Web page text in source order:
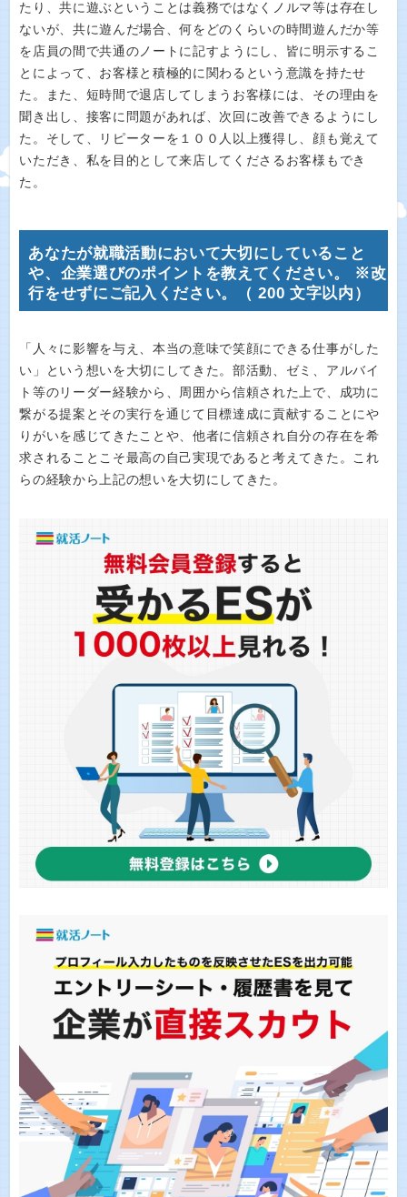
たり、共に遊ぶということは義務ではなくノルマ等は存在し
ないが、共に遊んだ場合、何をどのくらいの時間遊んだか等
を店員の間で共通のノートに記すようにし、皆に明示するこ
とによって、お客様と積極的に関わるという意識を持たせ
た。また、短時間で退店してしまうお客様には、その理由を
聞き出し、接客に問題があれば、次回に改善できるようにし
た。そして、リピーターを１００人以上獲得し、顔も覚えて
いただき、私を目的として来店してくださるお客様もでき
た。
あなたが就職活動において大切にしていること
や、企業選びのポイントを教えてください。 ※改
行をせずにご記入ください。（ 200 文字以内）
「人々に影響を与え、本当の意味で笑顔にできる仕事がした
い」という想いを大切にしてきた。部活動、ゼミ、アルバイ
ト等のリーダー経験から、周囲から信頼された上で、成功に
繋がる提案とその実行を通じて目標達成に貢献することにや
りがいを感じてきたことや、他者に信頼され自分の存在を希
求されることこそ最高の自己実現であると考えてきた。これ
らの経験から上記の想いを大切にしてきた。